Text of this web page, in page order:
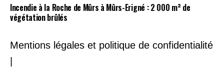
Incendie à la Roche de Mûrs à Mûrs-Erigné : 2 000 m² de
végétation brûlés
Mentions légales et politique de confidentialité
|